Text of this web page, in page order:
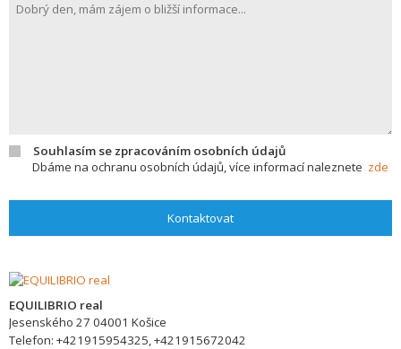
Souhlasím se zpracováním osobních údajů
Dbáme na ochranu osobních údajů, více informací naleznete zde
Kontaktovat
EQUILIBRIO real
Jesenského 27 04001 Košice
Telefon: +421915954325, +421915672042